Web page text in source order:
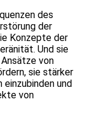
des
der
Konzepte der
Und sie
von
sie stärker
und
von